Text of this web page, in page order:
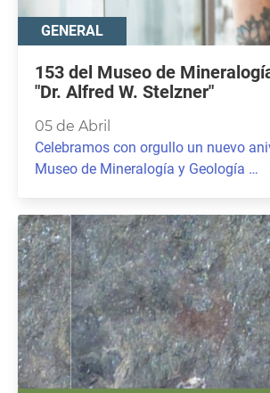
GENERAL
153 del Museo de
"Dr. Alfred W. Stelzner"
05 de Abril
Celebramos con orgullo un nuevo
Museo de Mineralogía y Geología …